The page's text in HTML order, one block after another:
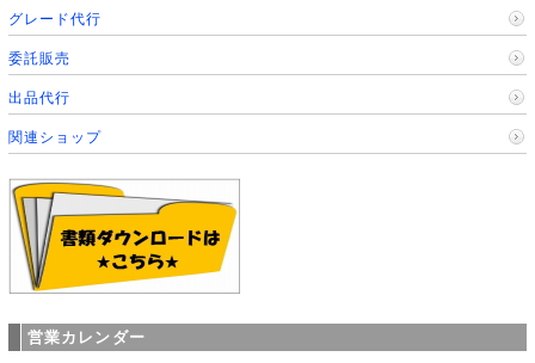
グレード代行
委託販売
出品代行
関連ショップ
営業カレンダー